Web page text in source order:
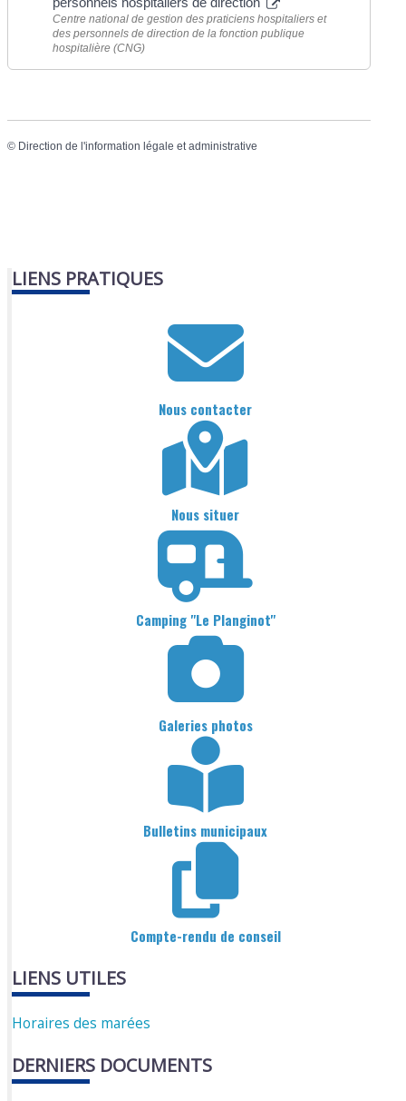
Centre national de gestion des praticiens hospitaliers et
des personnels de direction de la fonction publique
hospitalière (CNG)
© Direction de l'information légale et administrative
LIENS PRATIQUES
Nous contacter
Nous situer
Camping "Le Planginot"
Galeries photos
Bulletins municipaux
Compte-rendu de conseil
LIENS UTILES
Horaires des marées
DERNIERS DOCUMENTS